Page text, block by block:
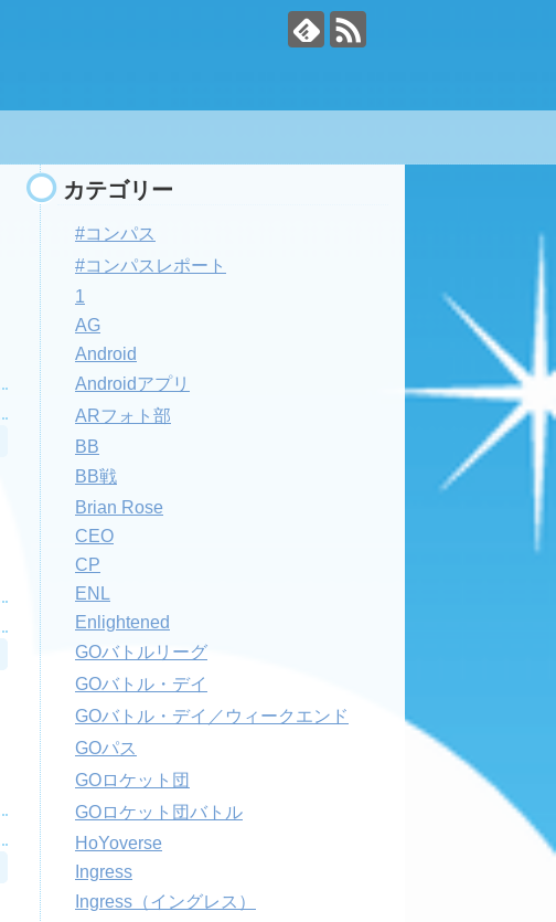
カテゴリー
#コンパス
#コンパスレポート
1
AG
Android
Androidアプリ
ARフォト部
BB
BB戦
Brian Rose
CEO
CP
ENL
Enlightened
GOバトルリーグ
GOバトル・デイ
GOバトル・デイ／ウィークエンド
GOパス
GOロケット団
GOロケット団バトル
HoYoverse
Ingress
Ingress（イングレス）